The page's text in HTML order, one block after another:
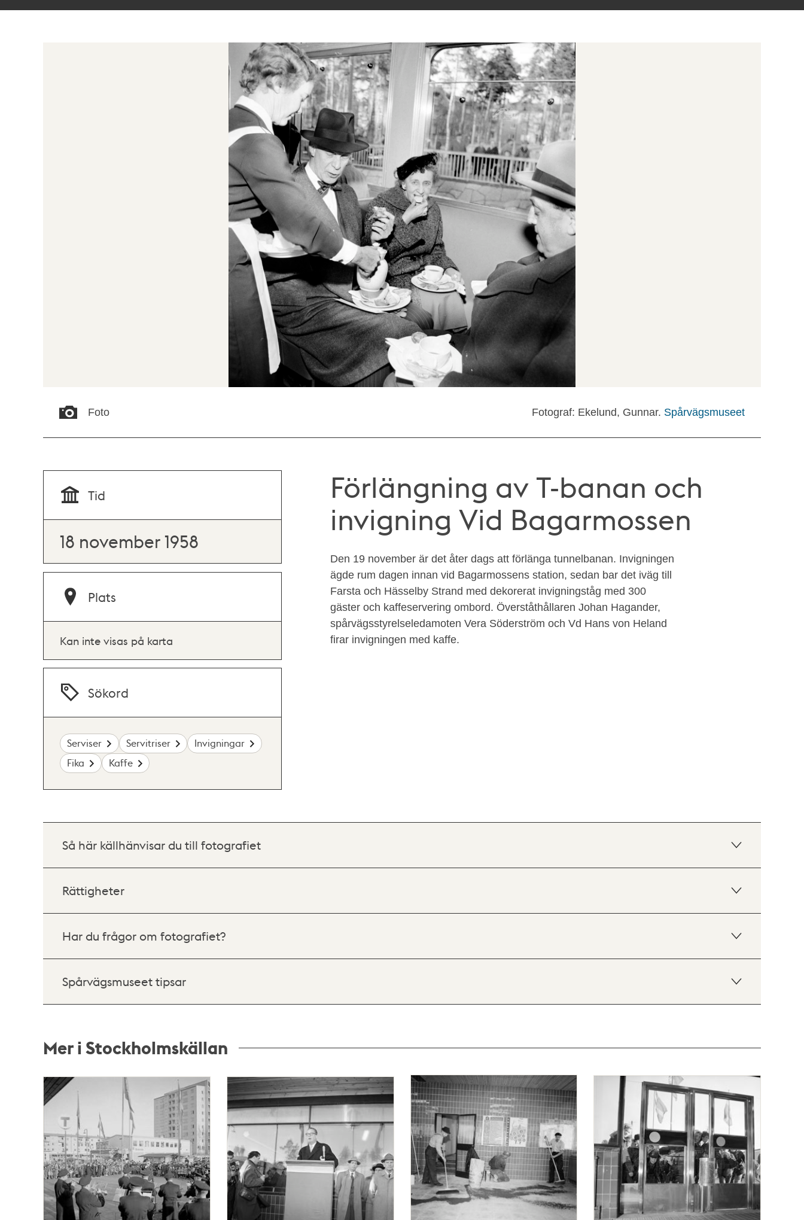
Foto Fotograf: Ekelund, Gunnar. Spårvägsmuseet
Förlängning av T-banan och
invigning Vid Bagarmossen
Den 19 november är det åter dags att förlänga tunnelbanan. Invigningen
ägde rum dagen innan vid Bagarmossens station, sedan bar det iväg till
Farsta och Hässelby Strand med dekorerat invigningståg med 300
gäster och kaffeservering ombord. Överståthållaren Johan Hagander,
spårvägsstyrelseledamoten Vera Söderström och Vd Hans von Heland
firar invigningen med kaffe.
Tid
18 november 1958
Plats
Kan inte visas på karta
Sökord
Serviser Servitriser
Invigningar
Fika
Kaffe
Så här källhänvisar du till fotografiet
Rättigheter
Har du frågor om fotografiet?
Spårvägsmuseet tipsar
Mer i Stockholmskällan
Relaterade
poster
teman